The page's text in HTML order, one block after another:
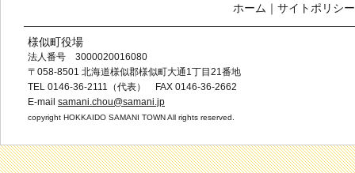
ホーム ｜ サイトポリシー
様似町役場
法人番号 3000020016080
〒058-8501 北海道様似郡様似町大通1丁目21番地
TEL 0146-36-2111（代表） FAX 0146-36-2662
E-mail samani.chou@samani.jp
copyright HOKKAIDO SAMANI TOWN All rights reserved.